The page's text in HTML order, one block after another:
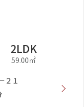
2LDK
59.00㎡
２１